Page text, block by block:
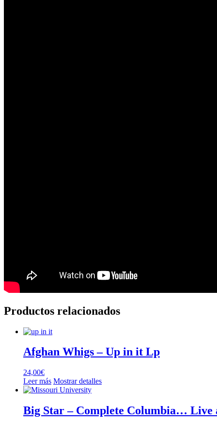
Productos relacionados
Afghan Whigs ‎– Up in it Lp
24,00€
Leer más Mostrar detalles
Big Star – Complete Columbia… Live